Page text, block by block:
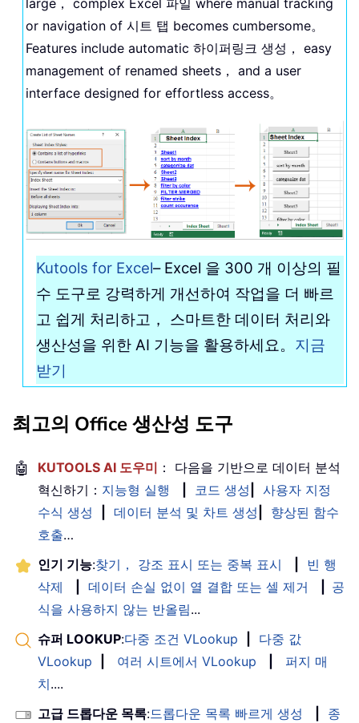
large， complex Excel 파일 where manual tracking
or navigation of 시트 탭 becomes cumbersome。
Features include automatic 하이퍼링크 생성， easy
management of renamed sheets， and a user
interface designed for effortless access。
Kutools for Excel– Excel 을 300 개 이상의 필
수 도구로 강력하게 개선하여 작업을 더 빠르
고 쉽게 처리하고， 스마트한 데이터 처리와
생산성을 위한 AI 기능을 활용하세요。 지금
받기
최고의 Office 생산성 도구
🤖 KUTOOLS AI 도우미 ： 다음을 기반으로 데이터 분석
혁신하기： 지능형 실행 코드 생성
사용자 지정
수식 생성
데이터 분석 및 차트 생성
향상된 함수
호출…
인기 기능:찾기， 강조 표시 또는 중복 표시
빈 행
삭제
데이터 손실 없이 열 결합 또는 셀 제거
공
식을 사용하지 않는 반올림...
슈퍼 LOOKUP:다중 조건 VLookup
다중 값
VLookup
여러 시트에서 VLookup
퍼지 매
치....
고급 드롭다운 목록:드롭다운 목록 빠르게 생성
종